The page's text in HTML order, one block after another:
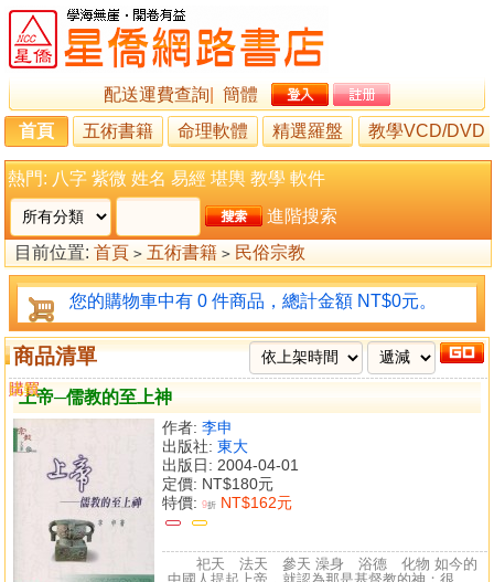
配送運費查詢
簡體
首頁
五術書籍 命理軟體 精選羅盤 教學VCD/DVD
熱門: 八字 紫微 姓名 易經 堪輿 教學 軟件
進階搜索
目前位置: 首頁 > 五術書籍 > 民俗宗教
您的購物車中有 0 件商品，總計金額 NT$0元。
商品清單
上帝─儒教的至上神
作者: 李申
出版社: 東大
出版日: 2004-04-01
定價: NT$180元
特價: 9折 NT$162元
購買
比較
祀天 法天 參天 澡身 浴德 化物 如今的